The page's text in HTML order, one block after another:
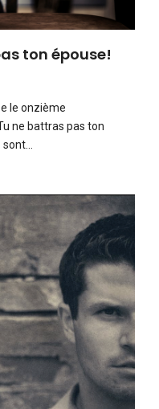
ton épouse!
le onzième
ne battras pas ton